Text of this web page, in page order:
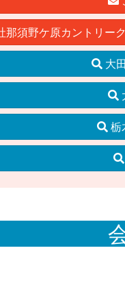
那須野ケ原カントリー
大
栃